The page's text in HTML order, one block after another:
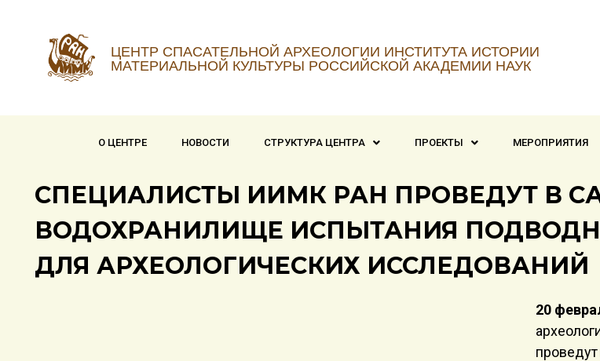
ЦЕНТР СПАСАТЕЛЬНОЙ АРХЕОЛОГИИ ИНСТИТУТА ИСТОРИИ
МАТЕРИАЛЬНОЙ КУЛЬТУРЫ РОССИЙСКОЙ АКАДЕМИИ НАУК
О ЦЕНТРЕ НОВОСТИ СТРУКТУРА ЦЕНТРА ПРОЕКТЫ МЕРОПРИЯТИЯ
СПЕЦИАЛИСТЫ ИИМК РАН ПРОВЕДУТ В
ВОДОХРАНИЛИЩЕ ИСПЫТАНИЯ
ДЛЯ АРХЕОЛОГИЧЕСКИХ ИССЛЕДОВАНИЙ
20